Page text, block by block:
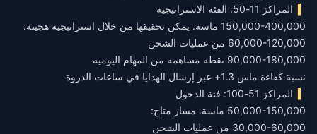
المراكز 11-50: الفئة الاستراتيجية
150,000-400,000 ماسة. يمكن تحقيقها من خلال استراتيجية هجينة:
60,000-120,000 من عمليات الشحن
90,000-180,000 نقطة مساهمة من المهام اليومية
نسبة كفاءة ماس 1.3+ عبر إرسال الهدايا في ساعات الذروة
المراكز 51-100: فئة الدخول
50,000-150,000 ماسة. مسار متاح:
30,000-60,000 من عمليات الشحن